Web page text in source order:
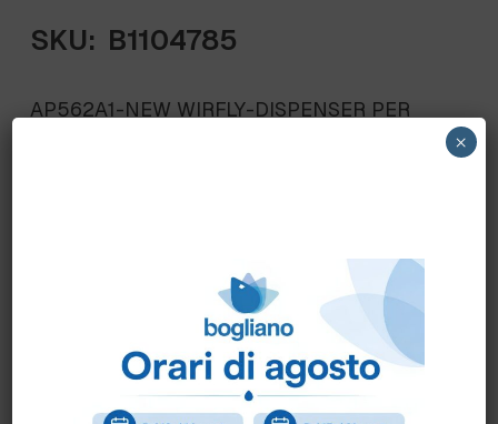
SKU: B1104785
AP562A1-NEW WIRFLY-DISPENSER PER
BOX GUANTI art.AP562A1-NEW-acciaio INOX
Come ordinare?
Puoi ordinare chiamando al0172 478161oppure
scrivendo una mail ainfo@bogliano.it.
×